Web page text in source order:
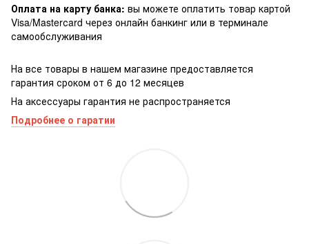
Оплата на карту банка: вы можете оплатить товар картой
Visa/Masterсard через онлайн банкинг или в терминале
самообслуживания
На все товары в нашем магазине предоставляется
гарантия сроком от 6 до 12 месяцев
На аксессуары гарантия не распространяется
Подробнее о гаратии